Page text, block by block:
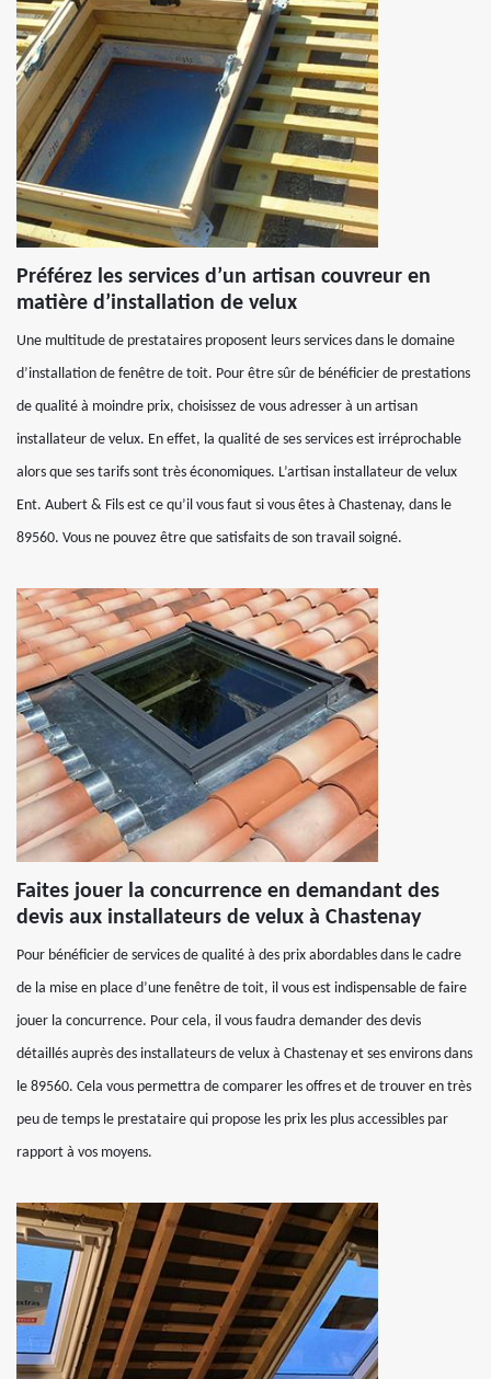
Préférez les services d’un artisan couvreur en
matière d’installation de velux
Une multitude de prestataires proposent leurs services dans le domaine
d’installation de fenêtre de toit. Pour être sûr de bénéficier de prestations
de qualité à moindre prix, choisissez de vous adresser à un artisan
installateur de velux. En effet, la qualité de ses services est irréprochable
alors que ses tarifs sont très économiques. L’artisan installateur de velux
Ent. Aubert & Fils est ce qu’il vous faut si vous êtes à Chastenay, dans le
89560. Vous ne pouvez être que satisfaits de son travail soigné.
Faites jouer la concurrence en demandant des
devis aux installateurs de velux à Chastenay
Pour bénéficier de services de qualité à des prix abordables dans le cadre
de la mise en place d’une fenêtre de toit, il vous est indispensable de faire
jouer la concurrence. Pour cela, il vous faudra demander des devis
détaillés auprès des installateurs de velux à Chastenay et ses environs dans
le 89560. Cela vous permettra de comparer les offres et de trouver en très
peu de temps le prestataire qui propose les prix les plus accessibles par
rapport à vos moyens.